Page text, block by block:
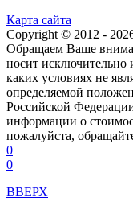
Карта сайта
Copyright © 2012 -
Обращаем Ваше
носит
каких условиях не
определяемой
Российской
информации о
пожалуйста,
0
0
ВВЕРХ